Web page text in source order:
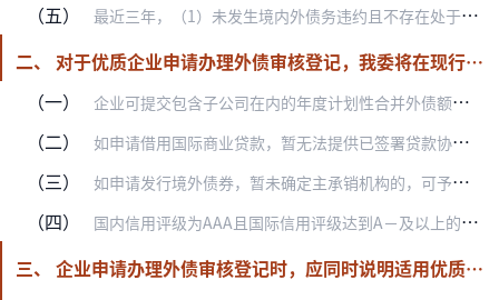
（五） 最近三年，（1）未发生境内外债务违约且不存在处于持续状态的延迟支付本息事实；（2）无重大违法违规行为，未纳入严重失信主体名单；（3）财务报表未被注册会计师出具否…
二、 对于优质企业申请办理外债审核登记，我委将在现行管理基础上，实行专项审核，适当简化相关要求，加快办理流程。
（一）
企业可提交包含子公司在内的年度计划性合并外债额度申请；
（二） 如申请借用国际商业贷款，暂无法提供已签署贷款协议、但能提供贷款机构意向性文件的，可予“容缺办理”；企业应在首次提取贷款后向我委报送信息时，补充提供相关贷款协议；
（三） 如申请发行境外债券，暂未确定主承销机构的，可予“容缺办理”；企业应在每笔境外债券发行结束后向我委报送信息时，补充提供主承销机构尽职调查报告和真实性承诺函；
（四） 国内信用评级为AAA且国际信用评级达到A－及以上的企业，申请材料中的专业机构法律意见，可由企业内部法律或合规部门出具。
三、 企业申请办理外债审核登记时，应同时说明适用优质企业外债管理的理由，并提供相关支持性材料。